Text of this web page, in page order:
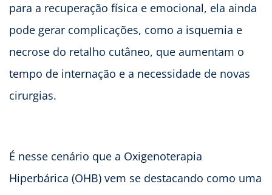
para a recuperação física e emocional, ela ainda
pode gerar complicações, como a isquemia e
necrose do retalho cutâneo, que aumentam o
tempo de internação e a necessidade de novas
cirurgias.
É nesse cenário que a Oxigenoterapia
Hiperbárica (OHB) vem se destacando como uma